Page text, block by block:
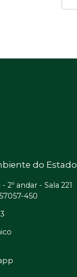
do Estado
2º andar - Sala 221
450